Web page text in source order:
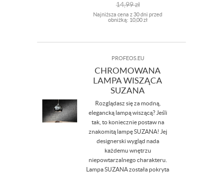
14,99zł
Najniższa cena z 30 dni przed
obniżką: 10,00 zł
PROFEOS.EU
CHROMOWANA
LAMPA WISZĄCA
SUZANA
Rozglądasz się za modną,
elegancką lampą wiszącą? Jeśli
tak, to koniecznie postaw na
znakomitą lampę SUZANA! Jej
designerski wygląd nada
każdemu wnętrzu
niepowtarzalnego charakteru.
Lampa SUZANA została pokryta